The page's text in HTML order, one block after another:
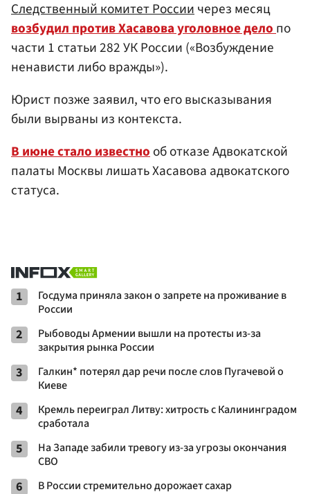
Следственный комитет России через месяц
возбудил против Хасавова уголовное дело по
части 1 статьи 282 УК России («Возбуждение
ненависти либо вражды»).
Юрист позже заявил, что его высказывания
были вырваны из контекста.
В июне стало известнооб отказе Адвокатской
палаты Москвы лишать Хасавова адвокатского
статуса.
1
Госдума приняла закон о запрете на проживание в
России
2
Рыбоводы Армении вышли на протесты из-за
закрытия рынка России
3
Галкин* потерял дар речи после слов Пугачевой о
Киеве
4
Кремль переиграл Литву: хитрость с Калининградом
сработала
5
На Западе забили тревогу из-за угрозы окончания
СВО
6 В России стремительно дорожает сахар